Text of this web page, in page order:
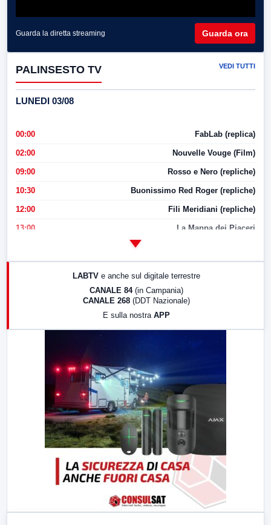
Guarda la diretta streaming Guarda ora
PALINSESTO TV VEDI TUTTI
LUNEDI 03/08
00:00 FabLab (replica)
02:00 Nouvelle Vouge (Film)
09:00 Rosso e Nero (repliche)
10:30 Buonissimo Red Roger (repliche)
12:00 Fili Meridiani (repliche)
13:00 La Mappa dei Piaceri
LABTV e anche sul digitale terrestre
CANALE 84 (in Campania)
CANALE 268 (DDT Nazionale)
E sulla nostra APP